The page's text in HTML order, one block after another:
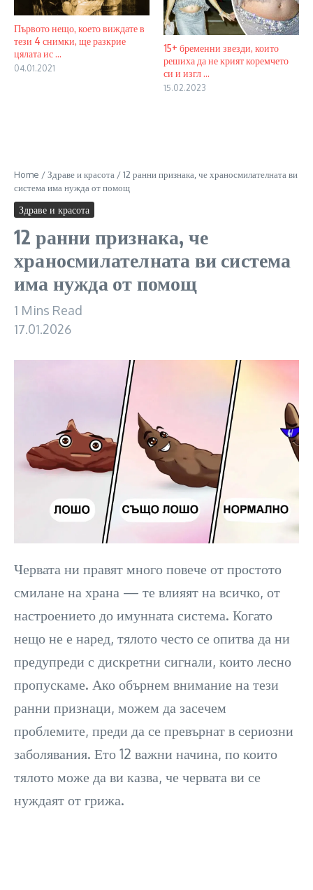
Първото нещо, което виждате в
тези 4 снимки, ще разкрие
цялата ис ...
04.01.2021
15+ бременни звезди, които
решиха да не крият коремчето
си и изгл ...
15.02.2023
Home /Здраве и красота /12 ранни признака, че храносмилателната ви
система има нужда от помощ
Здраве и красота
12 ранни признака, че
храносмилателната ви система
има нужда от помощ
1 Mins Read
17.01.2026
Червата ни правят много повече от простото
смилане на храна — те влияят на всичко, от
настроението до имунната система. Когато
нещо не е наред, тялото често се опитва да ни
предупреди с дискретни сигнали, които лесно
пропускаме. Ако обърнем внимание на тези
ранни признаци, можем да засечем
проблемите, преди да се превърнат в сериозни
заболявания. Ето 12 важни начина, по които
тялото може да ви казва, че червата ви се
нуждаят от грижа.